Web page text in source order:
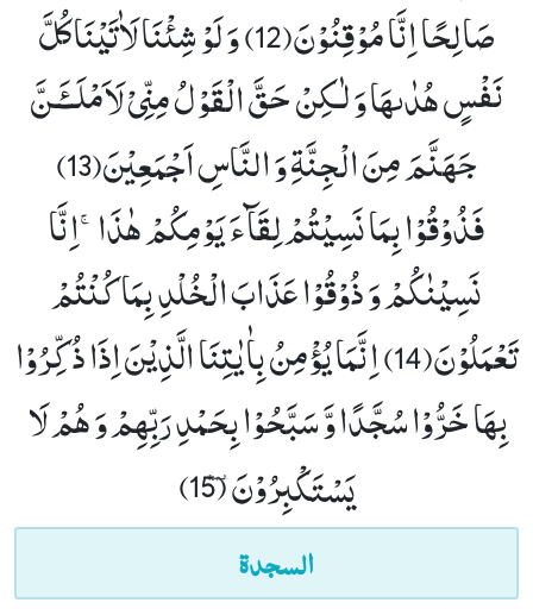
صَالِحًا اِنَّا مُوْقِنُوْنَ(12)
وَ لَوْ شِئْنَا لَاٰتَیْنَا كُلَّ
نَفْسٍ هُدٰىهَا وَ لٰـكِنْ حَقَّ الْقَوْلُ مِنِّیْ لَاَمْلَــٴَـنَّ
جَهَنَّمَ مِنَ الْجِنَّةِ وَ النَّاسِ اَجْمَعِیْنَ(13)
فَذُوْقُوْا بِمَا نَسِیْتُمْ لِقَآءَ یَوْمِكُمْ هٰذَاۚ-اِنَّا
نَسِیْنٰكُمْ وَ ذُوْقُوْا عَذَابَ الْخُلْدِ بِمَا كُنْتُمْ
تَعْمَلُوْنَ(14)
اِنَّمَا یُؤْمِنُ بِاٰیٰتِنَا الَّذِیْنَ اِذَا ذُكِّرُوْا
بِهَا خَرُّوْا سُجَّدًا وَّ سَبَّحُوْا بِحَمْدِ رَبِّهِمْ وَ هُمْ لَا
یَسْتَكْبِرُوْنَ۩ (15)
السجدة